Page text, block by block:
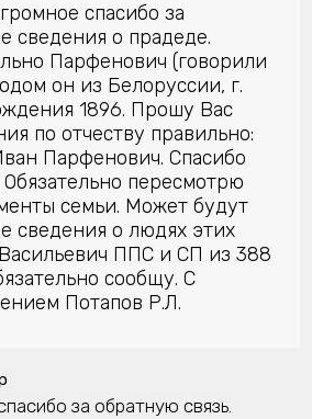
спасибо за
сведения о прадеде.
Парфенович (говорили
он из Белоруссии, г.
1896. Прошу Вас
по отчеству правильно:
Парфенович. Спасибо
Обязательно пересмотрю
семьи. Может будут
сведения о людях этих
ППС и СП из 388
сообщу. С
Потапов Р.Л.
за обратную связь.